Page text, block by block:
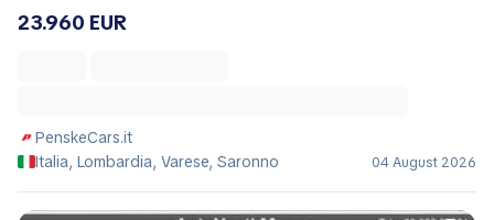
23.960 EUR
PenskeCars.it
Italia, Lombardia, Varese, Saronno
04 August 2026